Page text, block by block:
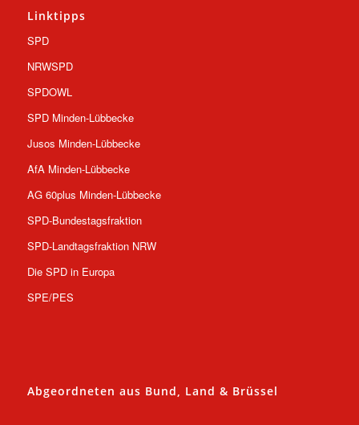
Linktipps
SPD
NRWSPD
SPDOWL
SPD Minden-Lübbecke
Jusos Minden-Lübbecke
AfA Minden-Lübbecke
AG 60plus Minden-Lübbecke
SPD-Bundestagsfraktion
SPD-Landtagsfraktion NRW
Die SPD in Europa
SPE/PES
Abgeordneten aus Bund, Land & Brüssel